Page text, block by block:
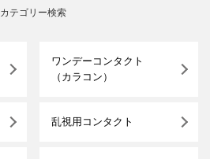
カテゴリー検索
ワンデーコンタクト
（カラコン）
乱視用コンタクト